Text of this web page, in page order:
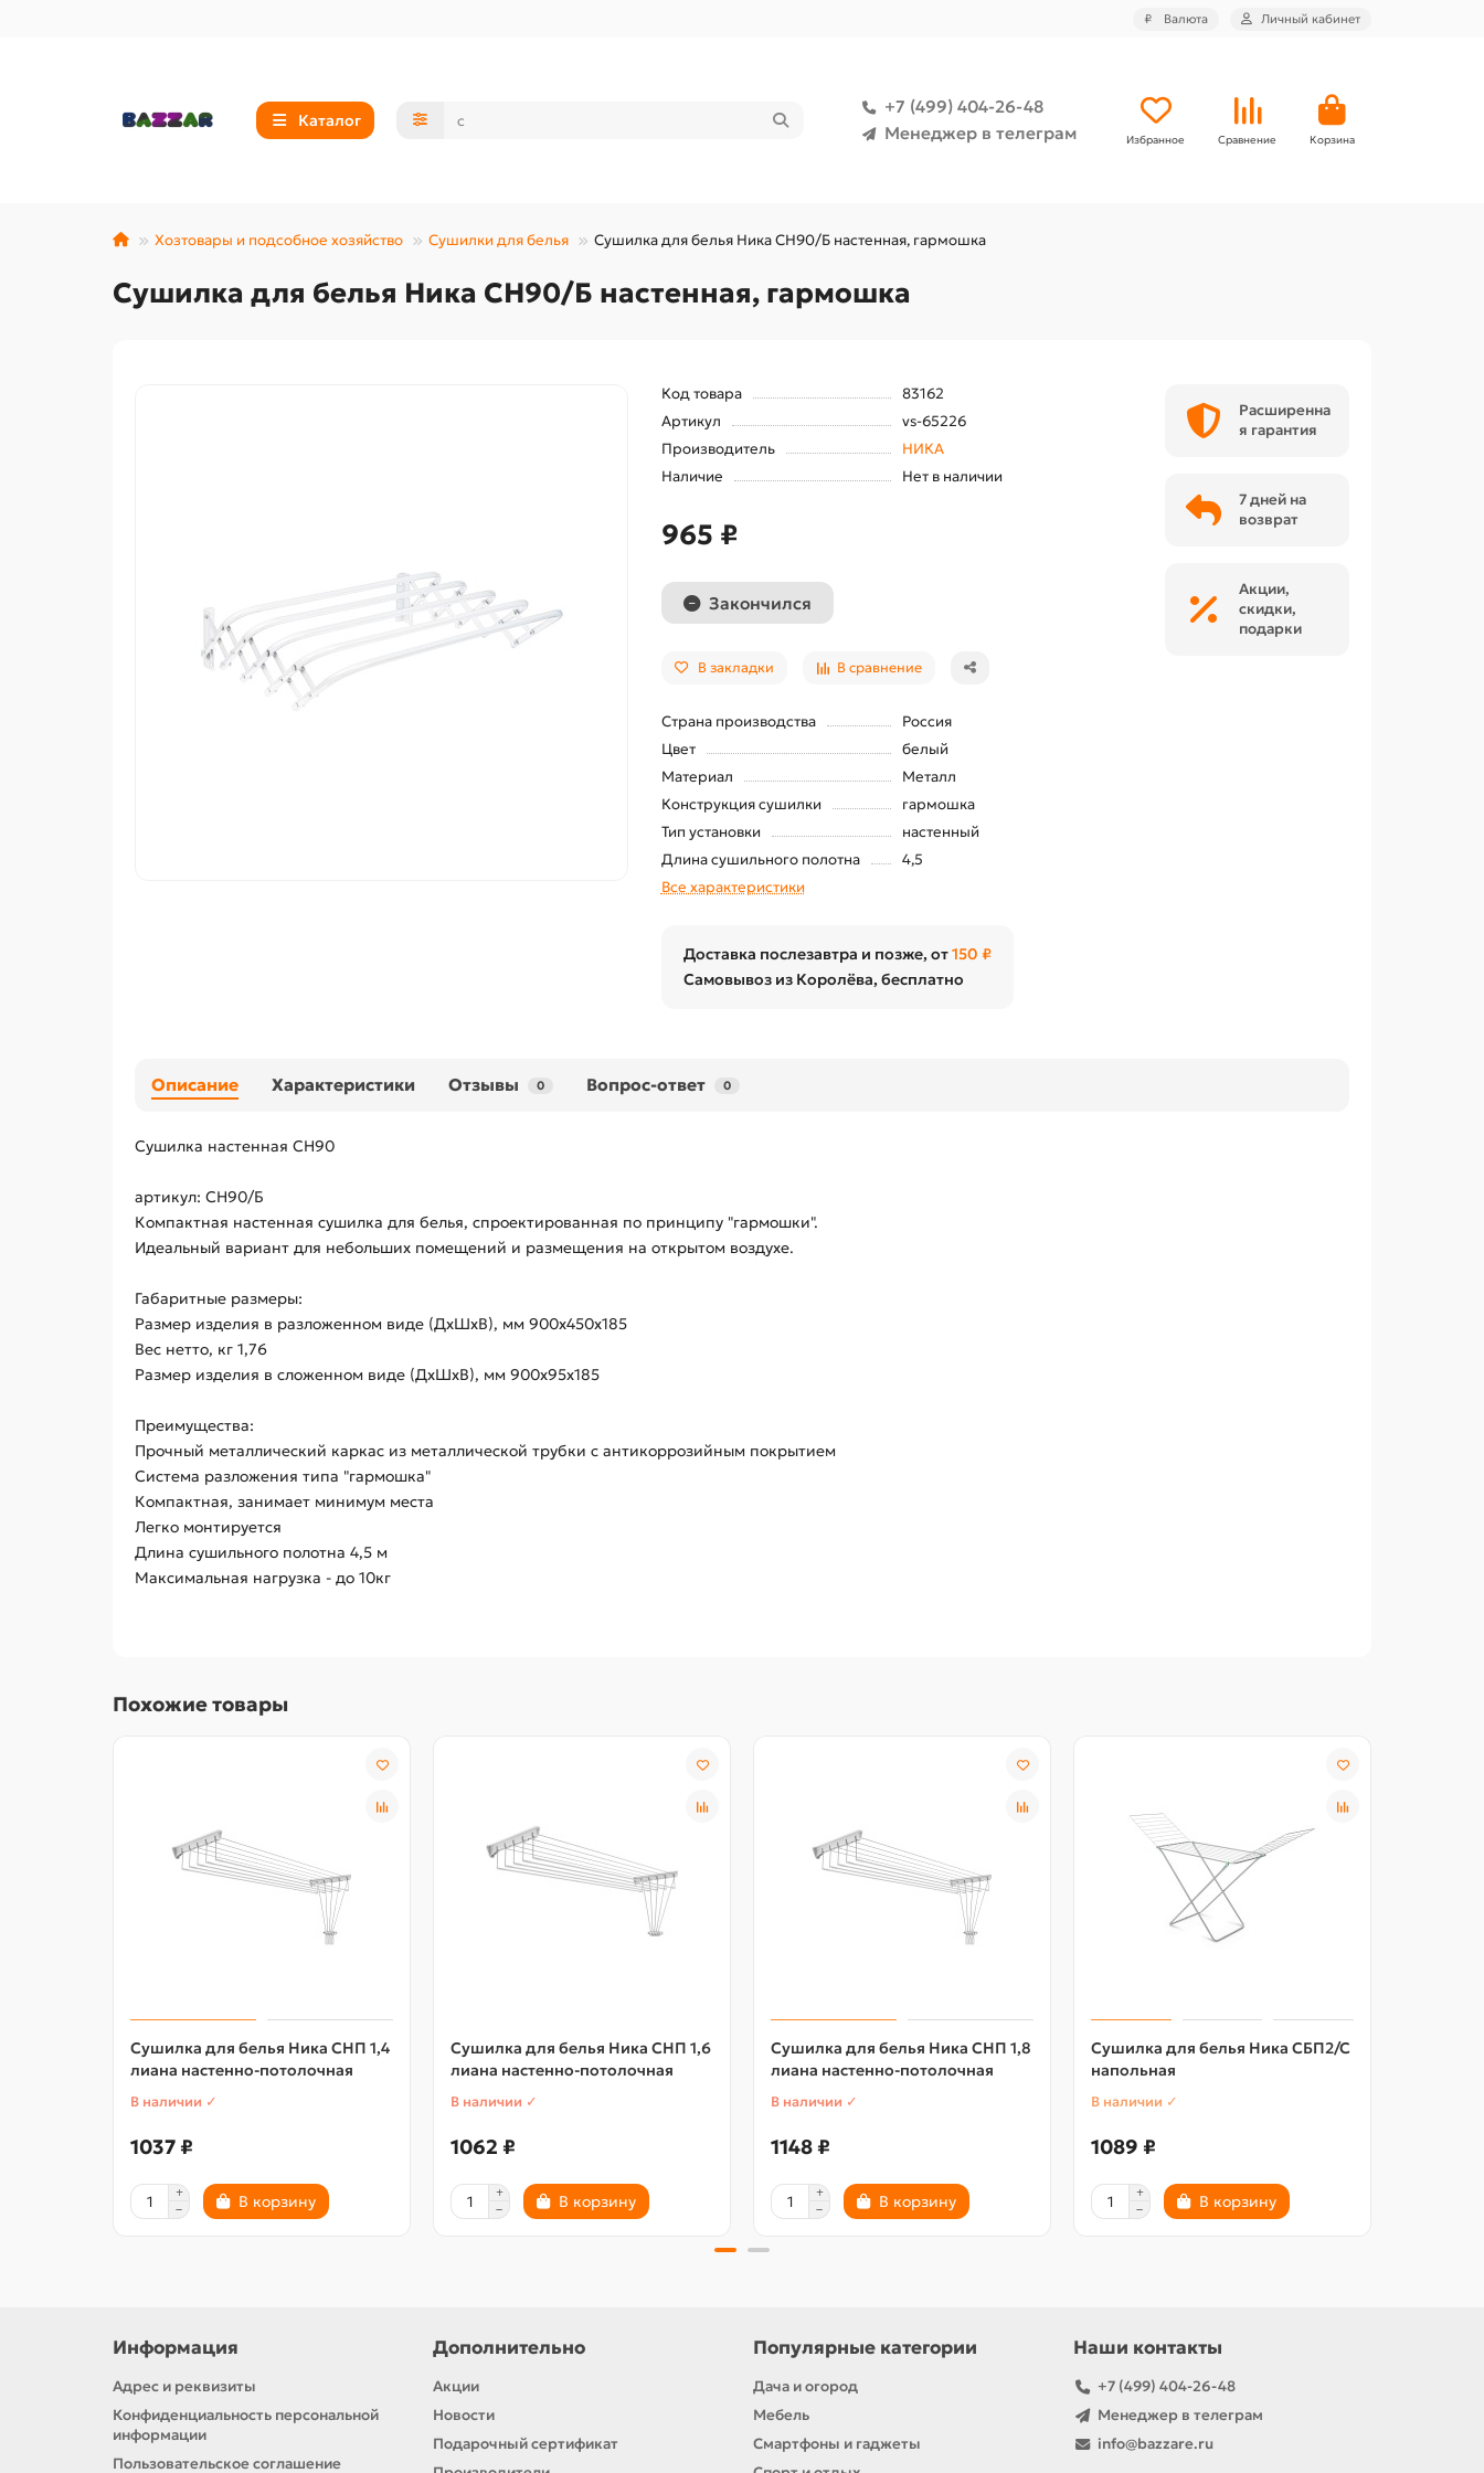
₽ Валюта Личный кабинет
Каталог
+7 (499) 404-26-48
Менеджер в телеграм
Избранное Сравнение Корзина
Хозтовары и подсобное хозяйство Сушилки для белья Сушилка для белья Ника СН90/Б настенная, гармошка
Сушилка для белья Ника СН90/Б настенная, гармошка
Код товара
83162
Артикул
vs-65226
Производитель
НИКА
Наличие
Нет в наличии
965 ₽
Закончился
В закладки В сравнение
Страна производства
Россия
Цвет
белый
Материал
Металл
Конструкция сушилки
гармошка
Тип установки
настенный
Длина сушильного полотна
4,5
Все характеристики
Доставка послезавтра и позже, от150 ₽
Самовывоз из Королёва, бесплатно
Расширенна
я гарантия
7 дней на
возврат
Акции,
скидки,
подарки
Описание Характеристики Отзывы 0 Вопрос-ответ 0
Сушилка настенная СН90
артикул: СН90/Б
Компактная настенная сушилка для белья, спроектированная по принципу "гармошки".
Идеальный вариант для небольших помещений и размещения на открытом воздухе.
Габаритные размеры:
Размер изделия в разложенном виде (ДхШхВ), мм 900х450х185
Вес нетто, кг 1,76
Размер изделия в сложенном виде (ДхШхВ), мм 900х95х185
Преимущества:
Прочный металлический каркас из металлической трубки с антикоррозийным покрытием
Система разложения типа "гармошка"
Компактная, занимает минимум места
Легко монтируется
Длина сушильного полотна 4,5 м
Максимальная нагрузка - до 10кг
Похожие товары
Сушилка для белья Ника СНП 1,4
лиана настенно-потолочная
В наличии ✓
1037 ₽
В корзину
Сушилка для белья Ника СНП 1,6
лиана настенно-потолочная
В наличии ✓
1062 ₽
В корзину
Сушилка для белья Ника СНП 1,8
лиана настенно-потолочная
В наличии ✓
1148 ₽
В корзину
Сушилка для белья Ника СБП2/С
напольная
В наличии ✓
1089 ₽
В корзину
Информация
Адрес и реквизиты
Конфиденциальность персональной
информации
Пользовательское соглашение
Дополнительно
Акции
Новости
Подарочный сертификат
Популярные категории
Дача и огород
Мебель
Смартфоны и гаджеты
Наши контакты
+7 (499) 404-26-48
Менеджер в телеграм
info@bazzare.ru